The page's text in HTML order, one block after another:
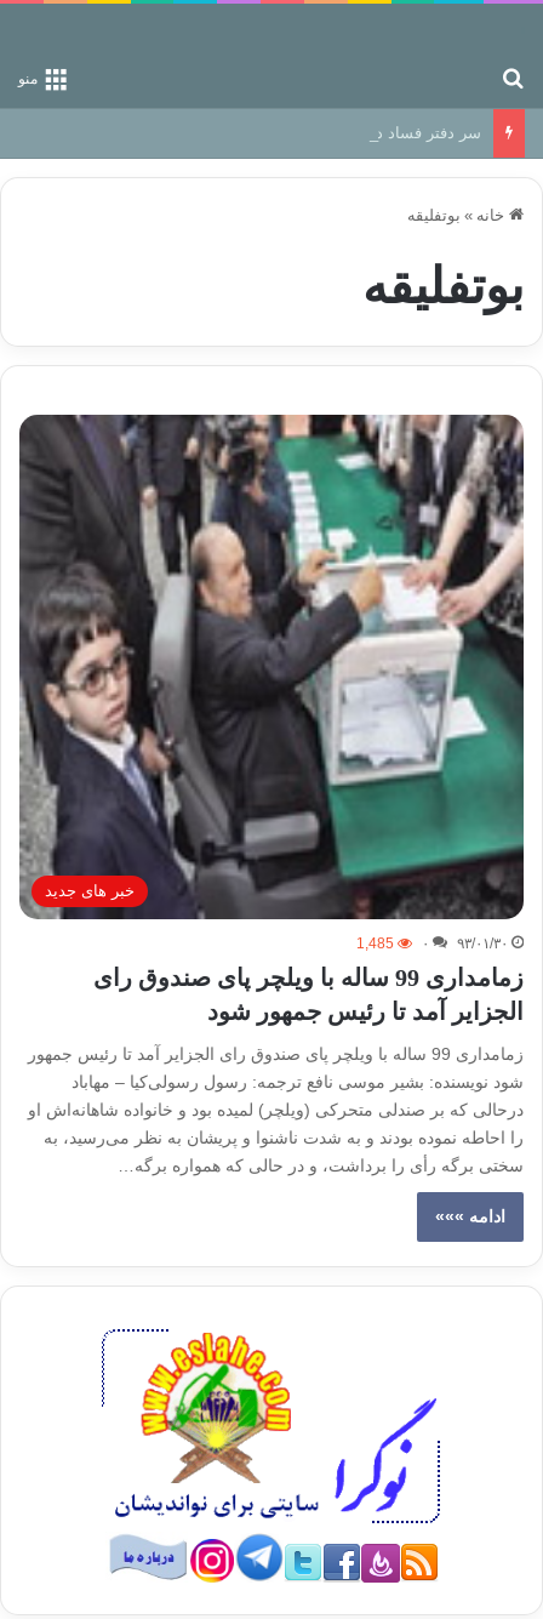
منو
سر دفتر فساد در زمین‌، دوری وکناره‌گیری از راه خداست‌!
خانه » بوتفلیقه
بوتفلیقه
خبر های جدید
۹۳/۰۱/۳۰ ۰ 1,485
زمامداری 99 ساله با ویلچر پای صندوق رای
الجزایر آمد تا رئیس جمهور شود
زمامداری 99 ساله با ویلچر پای صندوق رای الجزایر آمد تا رئیس جمهور
شود نویسنده: بشير موسى نافع ترجمه: رسول رسولی‌کیا – مهاباد
درحالی که بر صندلی متحرکی (ویلچر) لمیده بود و خانواده شاهانه‌اش او
را احاطه نموده بودند و به شدت ناشنوا و پریشان به نظر می‌رسید، به
سختی برگه رأی را برداشت، و در حالی که همواره برگه…
ادامه »»»